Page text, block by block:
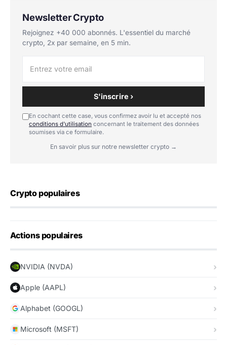
Newsletter Crypto
Rejoignez +40 000 abonnés. L'essentiel du marché
crypto, 2x par semaine, en 5 min.
S'inscrire ›
En cochant cette case, vous confirmez avoir lu et accepté nos
conditions d'utilisation concernant le traitement des données
soumises via ce formulaire.
En savoir plus sur notre newsletter crypto →
Crypto populaires
Actions populaires
NVIDIA (NVDA)
Apple (AAPL)
Alphabet (GOOGL)
Microsoft (MSFT)